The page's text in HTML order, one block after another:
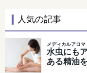
人気の記事